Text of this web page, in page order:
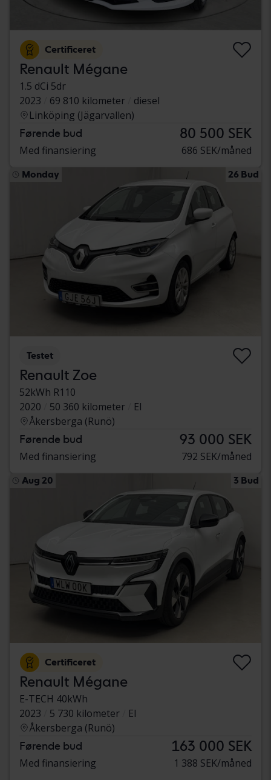
Certificeret
Renault Mégane
1.5 dCi 5dr
2023
69 810 kilometer
diesel
Linköping (Jägarvallen)
Førende bud 80 500 SEK
Med finansiering 686 SEK/måned
Monday 26 Bud
Testet
Renault Zoe
52kWh R110
2020
50 360 kilometer
El
Åkersberga (Runö)
Førende bud 93 000 SEK
Med finansiering 792 SEK/måned
Aug 20 3 Bud
Certificeret
Renault Mégane
E-TECH 40kWh
2023
5 730 kilometer
El
Åkersberga (Runö)
Førende bud 163 000 SEK
Med finansiering 1 388 SEK/måned